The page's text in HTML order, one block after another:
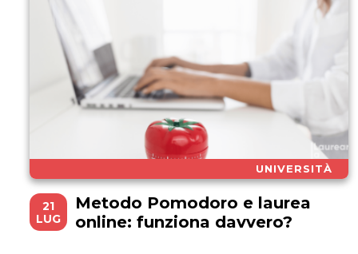
UNIVERSITÀ
21
LUG
Metodo Pomodoro e laurea
online: funziona davvero?